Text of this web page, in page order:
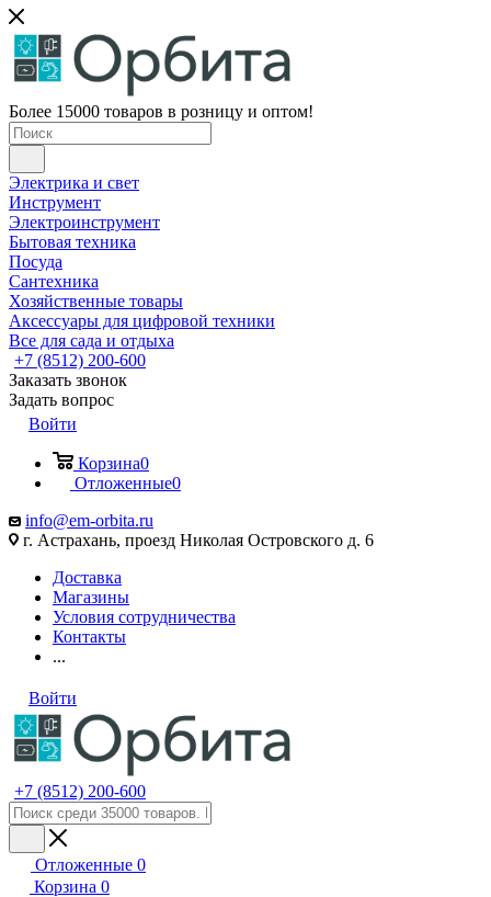
Более 15000 товаров в розницу и оптом!
Электрика и свет
Инструмент
Электроинструмент
Бытовая техника
Посуда
Сантехника
Хозяйственные товары
Аксессуары для цифровой техники
Все для сада и отдыха
+7 (8512) 200-600
Заказать звонок
Задать вопрос
Войти
Корзина0
Отложенные0
info@em-orbita.ru
г. Астрахань, проезд Николая Островского д. 6
Доставка
Магазины
Условия сотрудничества
Контакты
...
Войти
+7 (8512) 200-600
Отложенные 0
Корзина 0